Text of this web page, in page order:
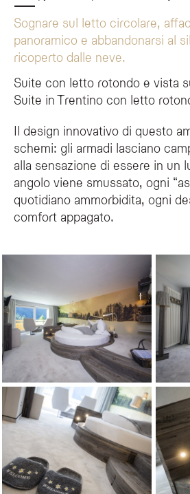
Sognare sul letto circolare,
panoramico e abbandonarsi al
ricoperto dalle neve.
Suite con letto rotondo e vista
Suite in Trentino con letto
Caratteristiche della Suite
La Suite Ascoltati all'Olympic SPA Hotel è
Dettagli del soggiorno
Design:Camera caratterizzata da
Panorami:Balcone privato con
Atmosfera: Orientata al silenzio e al
Servizi:Accesso a tutti i servizi
Cosa rende unica l'Ascoltati Suite
L'Ascoltati Suite si distingue per il suo
Quali sono le caratteristiche
La Suite Ascoltati è pensata per offrire
Il design innovativo di questo
schemi: gli armadi lasciano
alla sensazione di essere in un
angolo viene smussato, ogni
quotidiano ammorbidita, ogni
comfort appagato.
EMAIL
TELEFONO
NOTE
Ho letto e accettato l'informativa
trattamento dei dati personali.